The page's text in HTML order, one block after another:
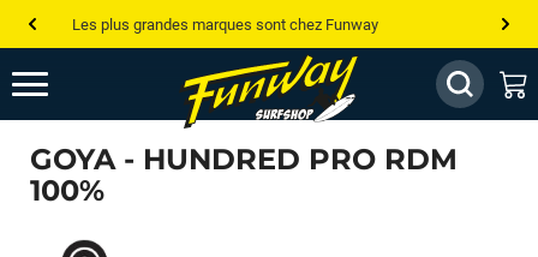
Les plus grandes marques sont chez Funway
Jusqu’à -75% de remise sur le windsurf, wingfoil, etc...
💰 Meilleur prix garanti — Moins cher ailleurs ? On s’aligne !
Besoin de conseils de pro ? Appelle nous !
GOYA - HUNDRED PRO RDM
100%